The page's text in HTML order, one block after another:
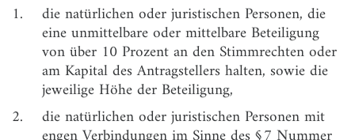
§ 5
Gleichstellung anderer Berufsqualifikationen
Anerkennung von ausländischen
Befähigungsnachweisen im Rahmen der
Niederlassungsfreiheit
Weiterbildung
Abschnitt 2
1.
die natürlichen oder juristischen Personen, die
eine unmittelbare oder mittelbare Beteiligung
von über 10 Prozent an den Stimmrechten oder
am Kapital des Antragstellers halten, sowie die
jeweilige Höhe der Beteiligung,
2.
die natürlichen oder juristischen Personen mit